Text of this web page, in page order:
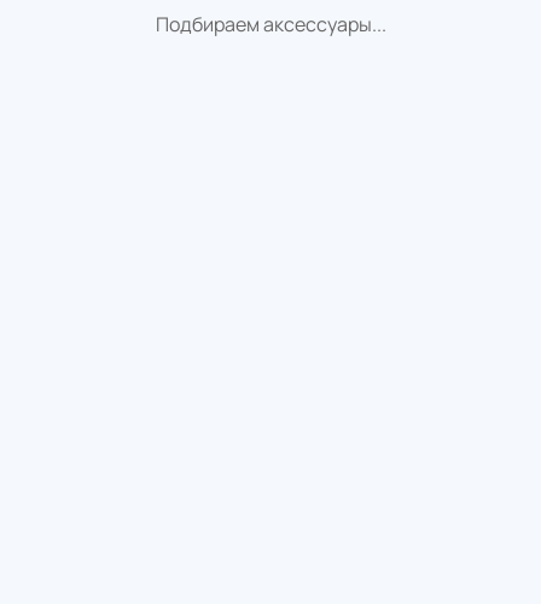
Подбираем аксессуары...